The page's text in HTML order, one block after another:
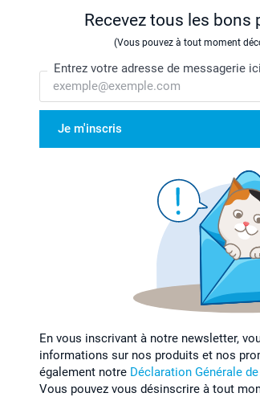
Recevez tous les bons
(Vous pouvez à tout moment
Entrez votre adresse de messagerie ici
Je m'inscris
En vous inscrivant à notre newsletter,
informations sur nos produits et nos
également notre Déclaration Générale
Vous pouvez vous désinscrire à tout